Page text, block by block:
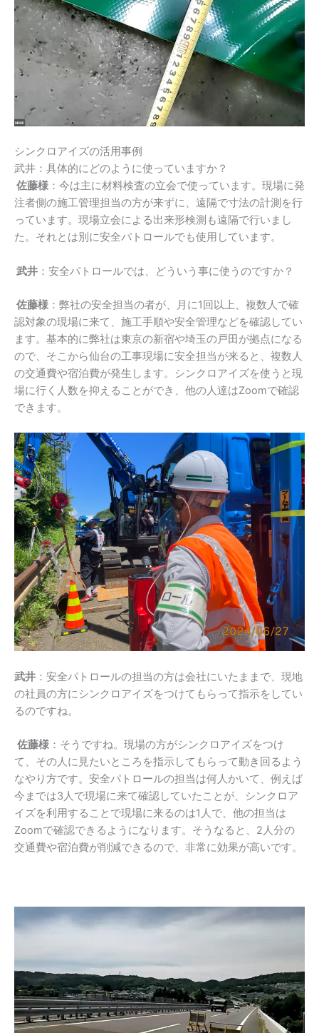
シンクロアイズの活用事例
武井：具体的にどのように使っていますか？
佐藤様 ：今は主に材料検査の立会で使っています。現場に発
注者側の施工管理担当の方が来ずに、遠隔で寸法の計測を行
っています。現場立会による出来形検測も遠隔で行いまし
た。それとは別に安全パトロールでも使用しています。
武井 ：安全パトロールでは、どういう事に使うのですか？
佐藤様 ：弊社の安全担当の者が、月に1回以上、複数人で確
認対象の現場に来て、施工手順や安全管理などを確認してい
ます。基本的に弊社は東京の新宿や埼玉の戸田が拠点になる
ので、そこから仙台の工事現場に安全担当が来ると、複数人
の交通費や宿泊費が発生します。シンクロアイズを使うと現
場に行く人数を抑えることができ、他の人達はZoomで確認
できます。
武井 ：安全パトロールの担当の方は会社にいたままで、現地
の社員の方にシンクロアイズをつけてもらって指示をしてい
るのですね。
佐藤様 ：そうですね。現場の方がシンクロアイズをつけ
て、その人に見たいところを指示してもらって動き回るよう
なやり方です。安全パトロールの担当は何人かいて、例えば
今までは3人で現場に来て確認していたことが、シンクロア
イズを利用することで現場に来るのは1 人で、他の担当は
Zoomで確認できるようになります。そうなると、 2人分の
交通費や宿泊費が削減できるので、非常に効果が高いです。